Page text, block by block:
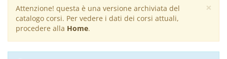
×
Warning
message
Attenzione! questa è una versione archiviata del
catalogo corsi. Per vedere i dati dei corsi attuali,
procedere alla Home.